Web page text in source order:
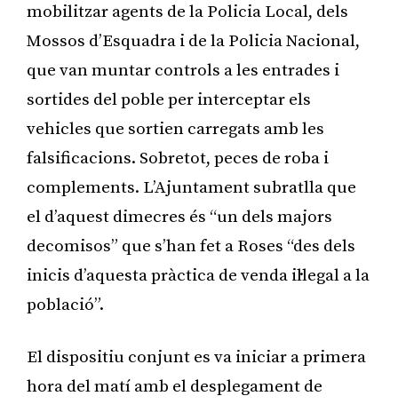
mobilitzar agents de la Policia Local, dels
Mossos d’Esquadra i de la Policia Nacional,
que van muntar controls a les entrades i
sortides del poble per interceptar els
vehicles que sortien carregats amb les
falsificacions. Sobretot, peces de roba i
complements. L’Ajuntament subratlla que
el d’aquest dimecres és “un dels majors
decomisos” que s’han fet a Roses “des dels
inicis d’aquesta pràctica de venda il·legal a la
població”.
El dispositiu conjunt es va iniciar a primera
hora del matí amb el desplegament de